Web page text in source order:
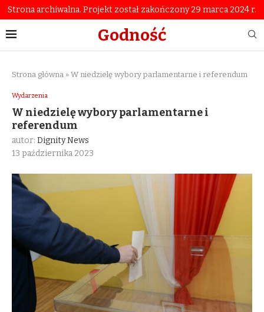
Strona archiwalna. Projekt został zakończony 29 marca 2024 r.
Godność
Strona główna » W niedzielę wybory parlamentarne i referendum
Wydarzenia
W niedzielę wybory parlamentarne i
referendum
autor: Dignity News
13 października 2023